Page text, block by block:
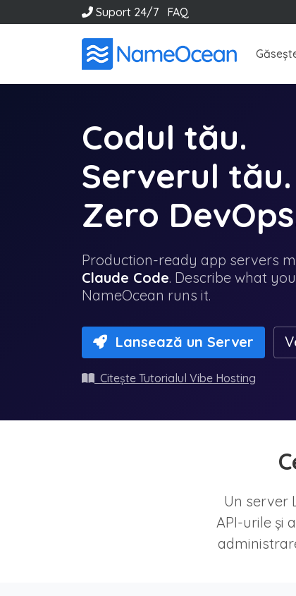
Suport 24/7 FAQ
Codul tău.
Serverul tău.
Zero
Production-ready app servers
Claude Code. Describe what
NameOcean runs it.
Lansează un Server
Citește Tutorialul Vibe Hosting
Un server
API-urile și